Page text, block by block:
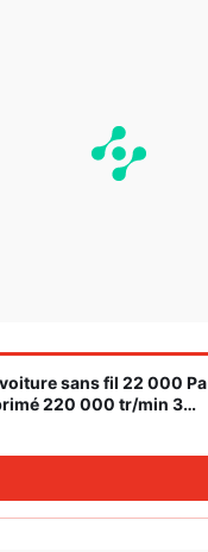
sans fil 22 000 Pa
220 000 tr/min 3